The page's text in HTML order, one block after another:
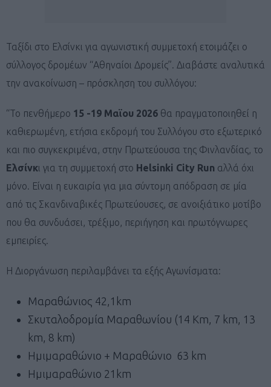
Ταξίδι στο Ελσίνκι για αγωνιστική συμμετοχή ετοιμάζει ο
σύλλογος δρομέων “Αθηναίοι Δρομείς”. Διαβάστε αναλυτικά
την ανακοίνωση – πρόσκληση του συλλόγου:
“Το πενθήμερο 15 -19 Μαϊου 2026 θα πραγματοποιηθεί η
καθιερωμένη, ετήσια εκδρομή του Συλλόγου στο εξωτερικό
και πιο συγκεκριμένα, στην Πρωτεύουσα της Φινλανδίας, το
Ελσίνκι για τη συμμετοχή στο Helsinki City Run αλλά όχι
μόνο. Είναι η ευκαιρία για μια σύντομη απόδραση σε μία
από τις Σκανδιναβικές Πρωτεύουσες, σε ανοιξιάτικο μοτίβο
που θα συνδυάσει, τρέξιμο, περιήγηση και πρωτόγνωρες
εμπειρίες.
Η Διοργάνωση περιλαμβάνει τα εξής Αγωνίσματα:
Μαραθώνιος 42,1km
Σκυταλοδρομία Μαραθωνίου (14 Km, 7 km, 13
km, 8 km)
Ημιμαραθώνιο + Μαραθώνιο 63 km
Ημιμαραθώνιο 21km